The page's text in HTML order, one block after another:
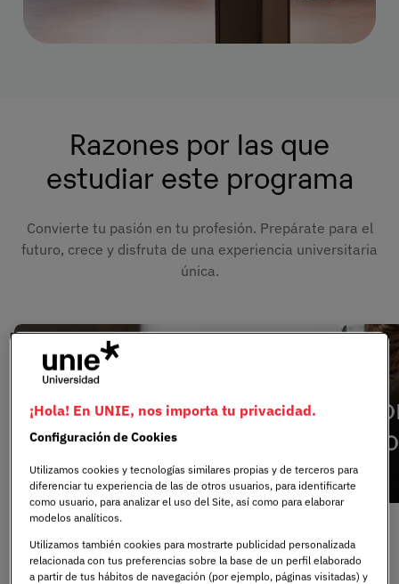
Razones por las que
estudiar este programa
Convierte tu pasión en tu profesión. Prepárate para el
futuro, crece y disfruta de una experiencia universitaria
única.
Conectados al mundo
laboral
Comienza con una ventaja competitiva:
aprendizaje real en colaboración con
empresas líderes.
¡Hola! En UNIE, nos importa tu privacidad.
Configuración de Cookies
Utilizamos cookies y tecnologías similares propias y de terceros para
diferenciar tu experiencia de las de otros usuarios, para identificarte
como usuario, para analizar el uso del Site, así como para elaborar
modelos analíticos.
Utilizamos también cookies para mostrarte publicidad personalizada
relacionada con tus preferencias sobre la base de un perfil elaborado
a partir de tus hábitos de navegación (por ejemplo, páginas visitadas) y